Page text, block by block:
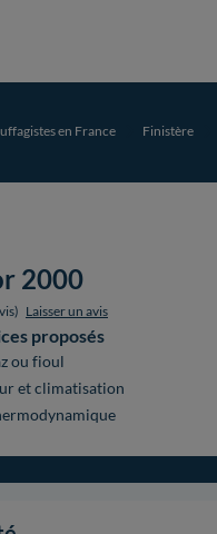
en France Finistère
2000
Laisser un avis
proposés
ou fioul
et climatisation